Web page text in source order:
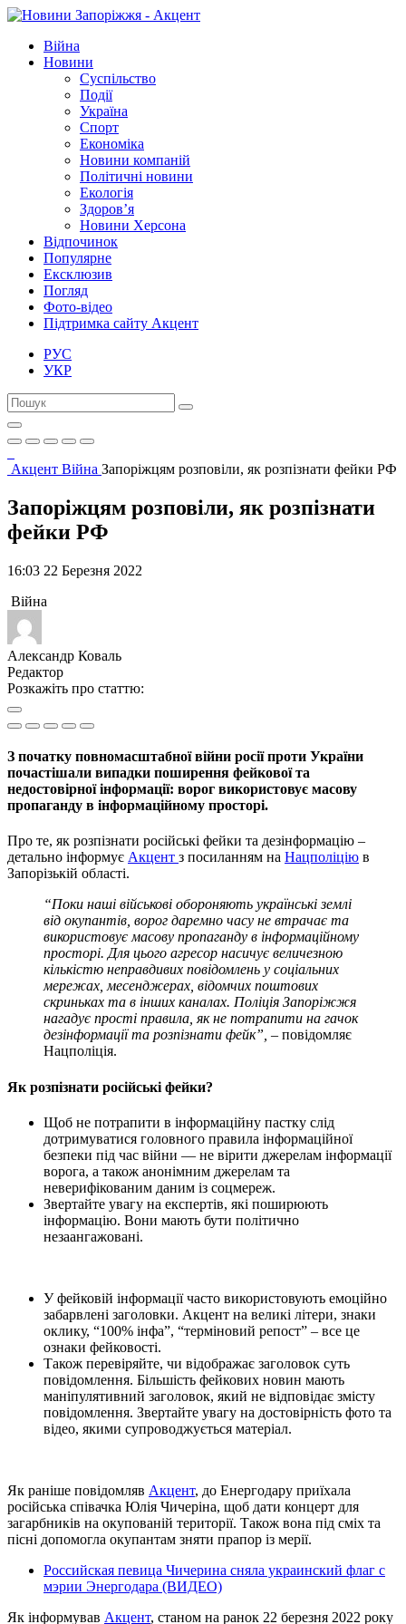
Війна
Новини
Суспільство
Події
Україна
Спорт
Економіка
Новини компаній
Політичні новини
Екологія
Здоров’я
Новини Херсона
Відпочинок
Популярне
Ексклюзив
Погляд
Фото-відео
Підтримка сайту Акцент
РУС
УКР
Акцент Війна Запоріжцям розповіли, як розпізнати фейки РФ
Запоріжцям розповіли, як розпізнати
фейки РФ
16:03 22 Березня 2022
Війна
Александр Коваль
Редактор
Розкажіть про статтю:
З початку повномасштабної війни росії проти України
почастішали випадки поширення фейкової та
недостовірної інформації: ворог використовує масову
пропаганду в інформаційному просторі.
Про те, як розпізнати російські фейки та дезінформацію –
детально інформує Акцент з посиланням на Нацполіцію в
Запорізькій області.
“Поки наші військові обороняють українські землі
від окупантів, ворог даремно часу не втрачає та
використовує масову пропаганду в інформаційному
просторі. Для цього агресор насичує величезною
кількістю неправдивих повідомлень у соціальних
мережах, месенджерах, відомчих поштових
скриньках та в інших каналах. Поліція Запоріжжя
нагадує прості правила, як не потрапити на гачок
дезінформації та розпізнати фейк”, – повідомляє
Нацполіція.
Як розпізнати російські фейки?
Щоб не потрапити в інформаційну пастку слід
дотримуватися головного правила інформаційної
безпеки під час війни — не вірити джерелам інформації
ворога, а також анонімним джерелам та
неверифікованим даним із соцмереж.
Звертайте увагу на експертів, які поширюють
інформацію. Вони мають бути політично
незаангажовані.
У фейковій інформації часто використовують емоційно
забарвлені заголовки. Акцент на великі літери, знаки
оклику, “100% інфа”, “терміновий репост” – все це
ознаки фейковості.
Також перевіряйте, чи відображає заголовок суть
повідомлення. Більшість фейкових новин мають
маніпулятивний заголовок, який не відповідає змісту
повідомлення. Звертайте увагу на достовірність фото та
відео, якими супроводжується матеріал.
Як раніше повідомляв Акцент, до Енергодару приїхала
російська співачка Юлія Чичеріна, щоб дати концерт для
загарбників на окупованій території. Також вона під сміх та
пісні допомогла окупантам зняти прапор із мерії.
Российская певица Чичерина сняла украинский флаг с
мэрии Энергодара (ВИДЕО)
Як інформував Акцент, станом на ранок 22 березня 2022 року